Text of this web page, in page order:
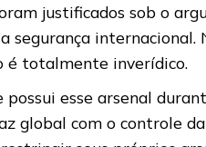
justificados sob o
é totalmente inverídico.
esse arsenal
global com o controle